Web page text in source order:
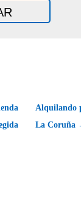
Alquilando
La Coruña